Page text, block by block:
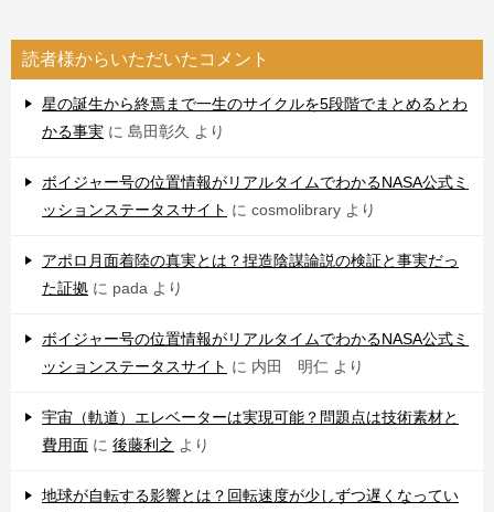
読者様からいただいたコメント
星の誕生から終焉まで一生のサイクルを5段階でまとめるとわ
かる事実 に 島田彰久 より
ボイジャー号の位置情報がリアルタイムでわかるNASA公式ミ
ッションステータスサイト に cosmolibrary より
アポロ月面着陸の真実とは？捏造陰謀論説の検証と事実だっ
た証拠 に pada より
ボイジャー号の位置情報がリアルタイムでわかるNASA公式ミ
ッションステータスサイト に 内田 明仁 より
宇宙（軌道）エレベーターは実現可能？問題点は技術素材と
費用面 に 後藤利之 より
地球が自転する影響とは？回転速度が少しずつ遅くなってい